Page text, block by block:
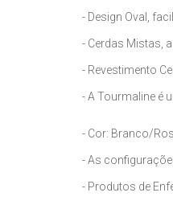
- Design Oval,
- Cerdas Mistas,
- Revestimento
- A Tourmaline é
- Cor: Branco/
- As
- Produtos de